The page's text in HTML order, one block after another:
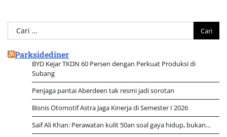
Cari
untuk:
Parksidediner
BYD Kejar TKDN 60 Persen dengan Perkuat Produksi di
Subang
Penjaga pantai Aberdeen tak resmi jadi sorotan
Bisnis Otomotif Astra Jaga Kinerja di Semester I 2026
Saif Ali Khan: Perawatan kulit 50an soal gaya hidup, bukan…